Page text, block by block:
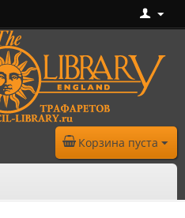
Корзина пуста